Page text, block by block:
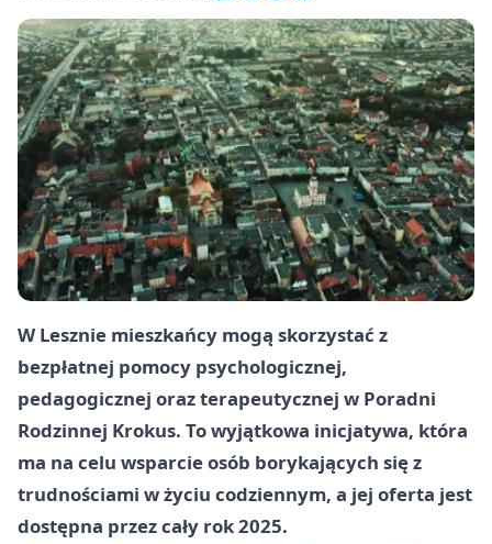
W Lesznie mieszkańcy mogą skorzystać z
bezpłatnej pomocy psychologicznej,
pedagogicznej oraz terapeutycznej w Poradni
Rodzinnej Krokus. To wyjątkowa inicjatywa, która
ma na celu wsparcie osób borykających się z
trudnościami w życiu codziennym, a jej oferta jest
dostępna przez cały rok 2025.